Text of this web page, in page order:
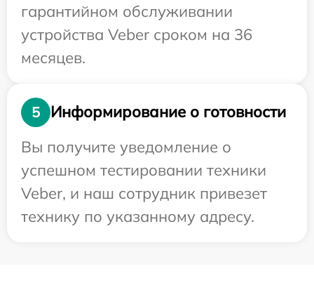
гарантийном обслуживании
устройства Veber сроком на 36
месяцев.
5
Информирование о готовности
Вы получите уведомление о
успешном тестировании техники
Veber, и наш сотрудник привезет
технику по указанному адресу.